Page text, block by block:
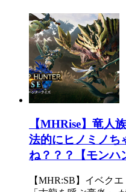
【MHRise】竜人
法的にヒノミノち
ね？？？【モンハ
【MHR:SB】イベク